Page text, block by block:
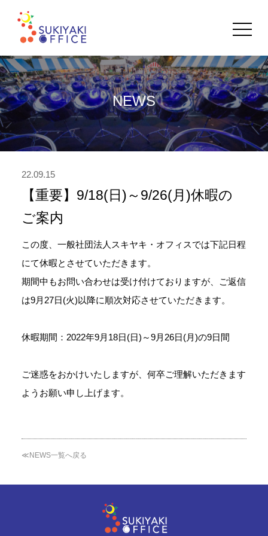
NEWS
22.09.15
【重要】9/18(日)～9/26(月)休暇の
ご案内
この度、一般社団法人スキヤキ・オフィスでは下記日程
にて休暇とさせていただきます。
期間中もお問い合わせは受け付けておりますが、ご返信
は9月27日(火)以降に順次対応させていただきます。
休暇期間：2022年9月18日(日)～9月26日(月)の9日間
ご迷惑をおかけいたしますが、何卒ご理解いただきます
ようお願い申し上げます。
≪NEWS一覧へ戻る